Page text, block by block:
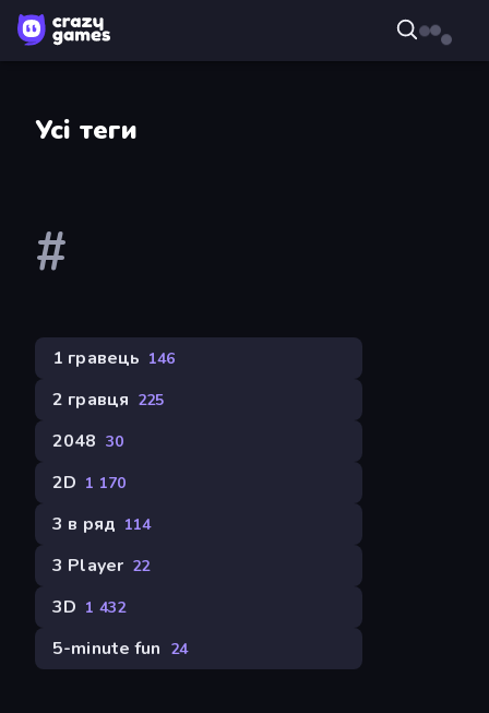
Усі теги
#
1 гравець 146
2 гравця 225
2048 30
2D 1 170
3 в ряд 114
3 Player 22
3D 1 432
5-minute fun 24